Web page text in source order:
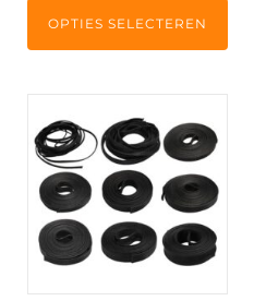
OPTIES SELECTEREN
productpagina
product
heeft
meerdere
variaties.
Deze
optie